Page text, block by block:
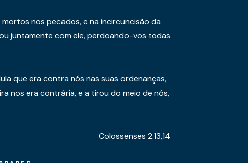
nos pecados, e na incircuncisão da
juntamente com ele, perdoando-vos todas
que era contra nós nas suas ordenanças,
nos era contrária, e a tirou do meio de nós,
Colossenses 2.13,14